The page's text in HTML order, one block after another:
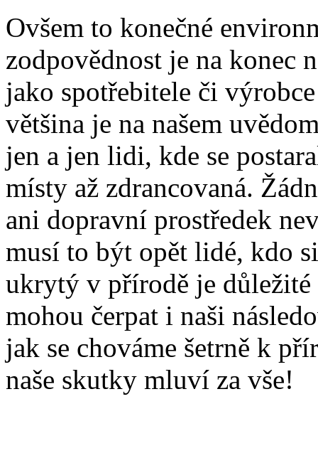
Ovšem to konečné
zodpovědnost je na konec
jako spotřebitele či
většina je na našem
jen a jen lidi, kde se
místy až zdrancovaná.
ani dopravní prostředek
musí to být opět lidé, kdo
ukrytý v přírodě je
mohou čerpat i naši
jak se chováme šetrně k
naše skutky mluví za vše!